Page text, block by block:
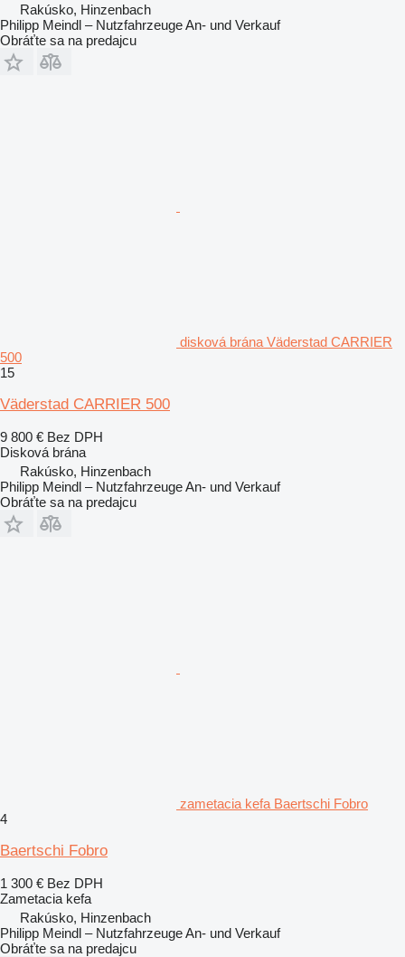
Rakúsko, Hinzenbach
Philipp Meindl – Nutzfahrzeuge An- und Verkauf
Obráťte sa na predajcu
disková brána Väderstad CARRIER
500
15
Väderstad CARRIER 500
9 800 € Bez DPH
Disková brána
Rakúsko, Hinzenbach
Philipp Meindl – Nutzfahrzeuge An- und Verkauf
Obráťte sa na predajcu
zametacia kefa Baertschi Fobro
4
Baertschi Fobro
1 300 € Bez DPH
Zametacia kefa
Rakúsko, Hinzenbach
Philipp Meindl – Nutzfahrzeuge An- und Verkauf
Obráťte sa na predajcu